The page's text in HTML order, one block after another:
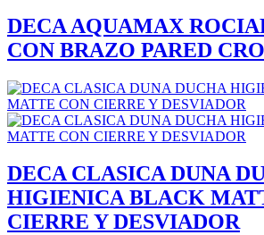
DECA AQUAMAX
CON BRAZO PARED
DECA CLASICA DUNA
HIGIENICA BLACK
CIERRE Y DESVIADOR